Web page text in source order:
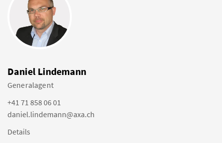
Daniel Lindemann
Generalagent
+41 71 858 06 01
daniel.lindemann@axa.ch
Details